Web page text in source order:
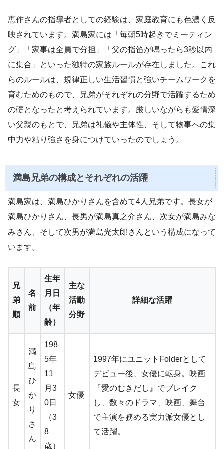
恵作さんの指導者としての経験は、家庭教育にも色濃く反
映されています。満島家には「毎朝5時起きでミーティン
グ」「家事は全員で分担」「父の指笛が鳴ったら3秒以内
に集合」といった独特の家族ルールが存在しました。これ
らのルールは、規律正しい生活習慣と強いチームワークを
育むためのもので、兄弟がそれぞれの分野で活躍するため
の礎となったと考えられています。厳しいながらも愛情深
い父親のもとで、兄弟は礼儀や主体性、そして物事への集
中力や粘り強さを身につけていったのでしょう。
満島兄弟の構成とそれぞれの活躍
満島家は、満島ひかりさんを含めて4人兄弟です。長女が
満島ひかりさん、長男が満島真之介さん、次女が満島みな
みさん、そして次男が満島光太郎さんという構成になって
います。
兄
弟
順
名
前
生年
月日
（年
齢）
主な
活動
分野
詳細な活躍
長
女
満
島
ひ
か
り
さ
ん
198
5年
11
月3
0日
（3
8
歳）
女優
1997年にユニットFolderとして
デビュー後、女優に転身。映画
『愛のむきだし』でブレイク
し、数々のドラマ、映画、舞台
で主演を務める実力派女優とし
て活躍。